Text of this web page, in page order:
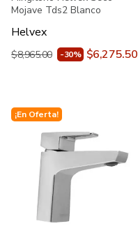
Mojave Tds2 Blanco
Helvex
$8,965.00 -30% $6,275.50
¡En Oferta!